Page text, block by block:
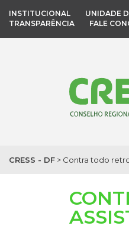
INSTITUCIONAL UNIDADE
TRANSPARÊNCIA
FALE
CRESS - DF > Contra todo